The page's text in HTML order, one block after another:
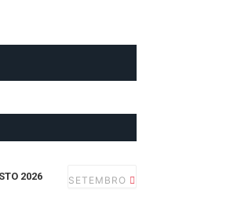
2026 SETEMBRO